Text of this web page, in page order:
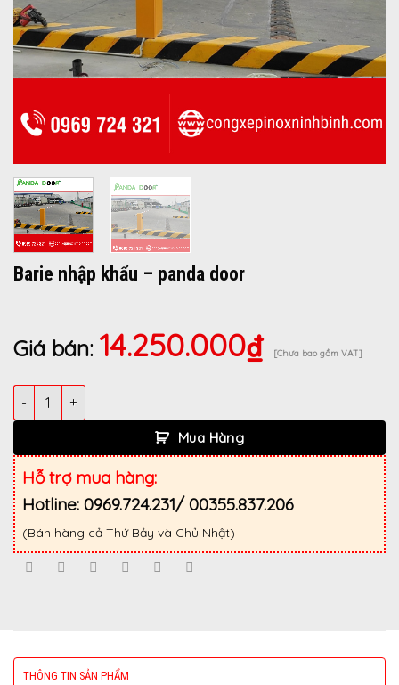
Barie nhập khẩu – panda door
Giá bán: 14.250.000₫ [Chưa bao gồm VAT]
Barie nhập khẩu - panda door số lượng
Mua Hàng
Hỗ trợ mua hàng:
Hotline: 0969.724.231/ 00355.837.206
(Bán hàng cả Thứ Bảy và Chủ Nhật)
THÔNG TIN SẢN PHẨM